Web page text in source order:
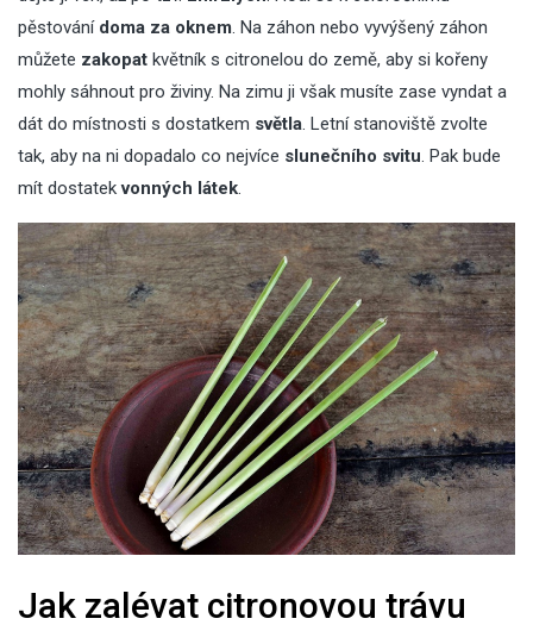
pěstování doma za oknem. Na záhon nebo vyvýšený záhon
můžete zakopat květník s citronelou do země, aby si kořeny
mohly sáhnout pro živiny. Na zimu ji však musíte zase vyndat a
dát do místnosti s dostatkem světla. Letní stanoviště zvolte
tak, aby na ni dopadalo co nejvíce slunečního svitu. Pak bude
mít dostatekvonných látek.
Jak zalévat citronovou trávu